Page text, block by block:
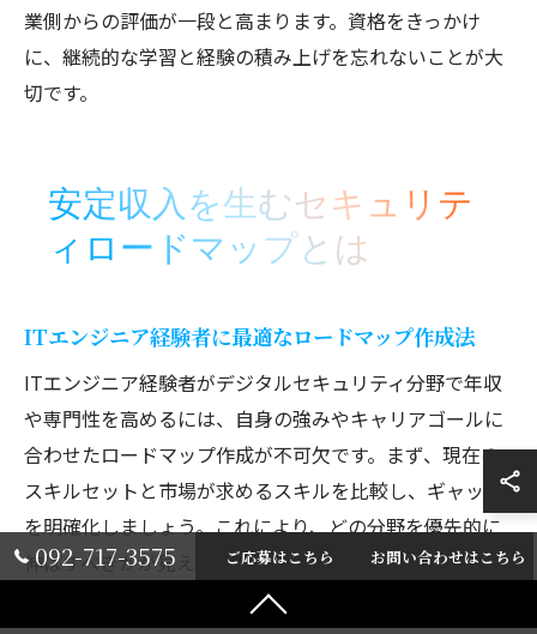
業側からの評価が一段と高まります。資格をきっかけ
に、継続的な学習と経験の積み上げを忘れないことが大
切です。
安定収入を生むセキュリテ
ィロードマップとは
ITエンジニア経験者に最適なロードマップ作成法
ITエンジニア経験者がデジタルセキュリティ分野で年収
や専門性を高めるには、自身の強みやキャリアゴールに
合わせたロードマップ作成が不可欠です。まず、現在の
スキルセットと市場が求めるスキルを比較し、ギャップ
を明確化しましょう。これにより、どの分野を優先的に
伸ばすべきかが見えてきます。
例えば、セキュリティエンジニアに必要な「脆弱性診
092-717-3575 ご応募はこちら お問い合わせはこちら